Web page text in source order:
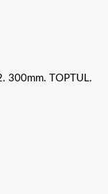
300mm. TOPTUL.